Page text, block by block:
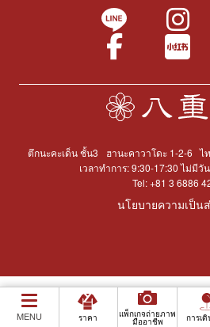
MENU ราคา แพ็กเกจถ่ายภาพ
มืออาชีพ การเ
ตึกนะคะเด็น ชั้น3 ฮานะคาวาโดะ 1-2-6 ไ
เวลาทำการ: 9:30-17:30 ไม่มีวั
Tel:+81 3 6886
นโยบายความเป็น